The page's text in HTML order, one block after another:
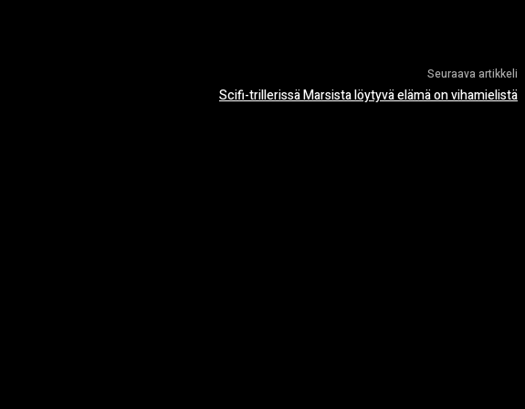
Seuraava artikkeli
Scifi-trillerissä Marsista löytyvä elämä on vihamielistä